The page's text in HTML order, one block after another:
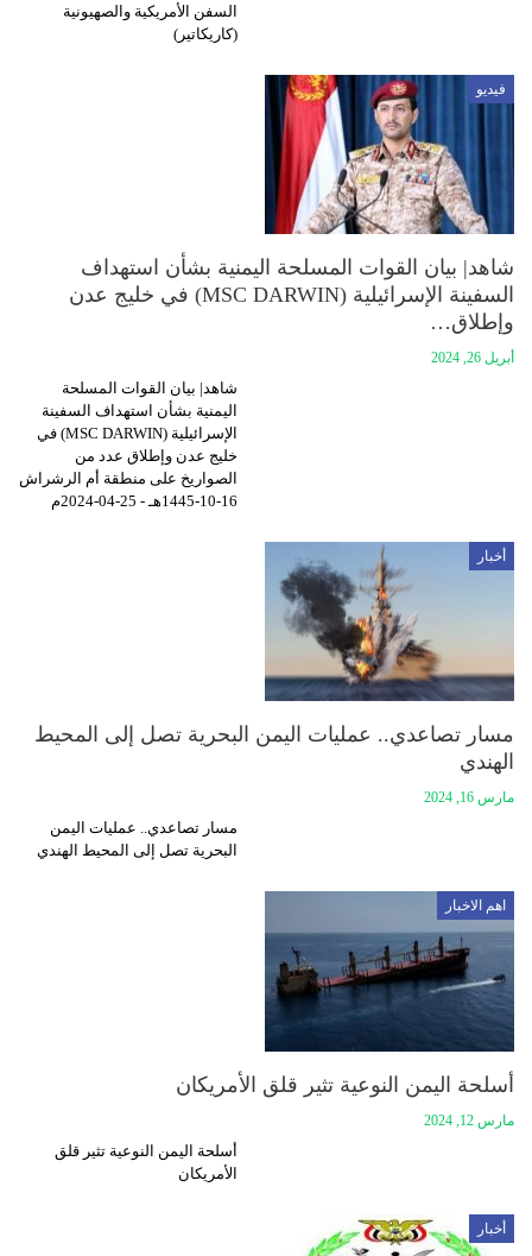
السفن الأمريكية والصهيونية
(كاريكاتير)
فيديو
شاهد| بيان القوات المسلحة اليمنية بشأن استهداف
السفينة الإسرائيلية (MSC DARWIN) في خليج عدن
وإطلاق…
أبريل 26, 2024
شاهد| بيان القوات المسلحة
اليمنية بشأن استهداف السفينة
الإسرائيلية (MSC DARWIN) في
خليج عدن وإطلاق عدد من
الصواريخ على منطقة أم الرشراش
16-10-1445هـ - 25-04-2024م
أخبار
مسار تصاعدي.. عمليات اليمن البحرية تصل إلى المحيط
الهندي
مارس 16, 2024
مسار تصاعدي.. عمليات اليمن
البحرية تصل إلى المحيط الهندي
اهم الاخبار
أسلحة اليمن النوعية تثير قلق الأمريكان
مارس 12, 2024
أسلحة اليمن النوعية تثير قلق
الأمريكان
أخبار